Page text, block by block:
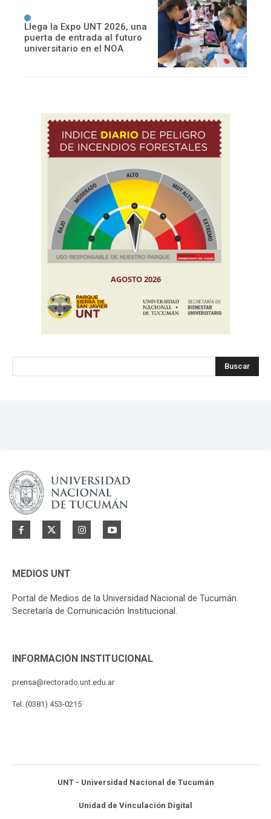
Llega la Expo UNT 2026, una
puerta de entrada al futuro
universitario en el NOA
Buscar
MEDIOS UNT
Portal de Medios de la Universidad Nacional de Tucumán.
Secretaría de Comunicación Institucional.
INFORMACIÓN INSTITUCIONAL
prensa@rectorado.unt.edu.ar
Tel: (0381) 453-0215
UNT - Universidad Nacional de Tucumán
Unidad de Vinculación Digital